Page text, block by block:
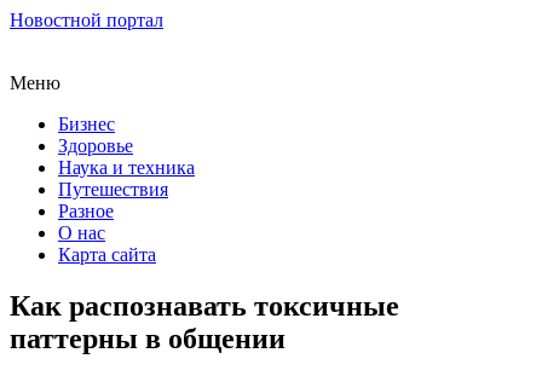
Новостной портал
Меню
Бизнес
Здоровье
Наука и техника
Путешествия
Разное
О нас
Карта сайта
Как распознавать токсичные
паттерны в общении